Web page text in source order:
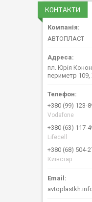
КОНТАКТИ
АВТОПЛАСТ
пл. Юрія
периметр 109,
+380 (99) 123-
Vodafone
+380 (63) 117-
Lifecell
+380 (68) 504-
Київстар